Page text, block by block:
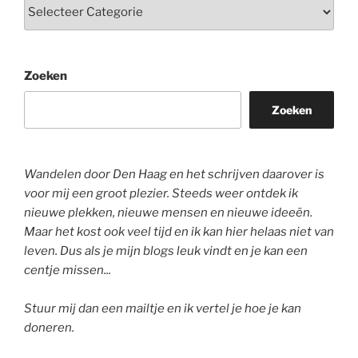
Zoeken
Zoeken
Wandelen door Den Haag en het schrijven daarover is
voor mij een groot plezier. Steeds weer ontdek ik
nieuwe plekken, nieuwe mensen en nieuwe ideeën.
Maar het kost ook veel tijd en ik kan hier helaas niet van
leven. Dus als je mijn blogs leuk vindt en je kan een
centje missen...
Stuur mij dan een mailtje en ik vertel je hoe je kan
doneren.